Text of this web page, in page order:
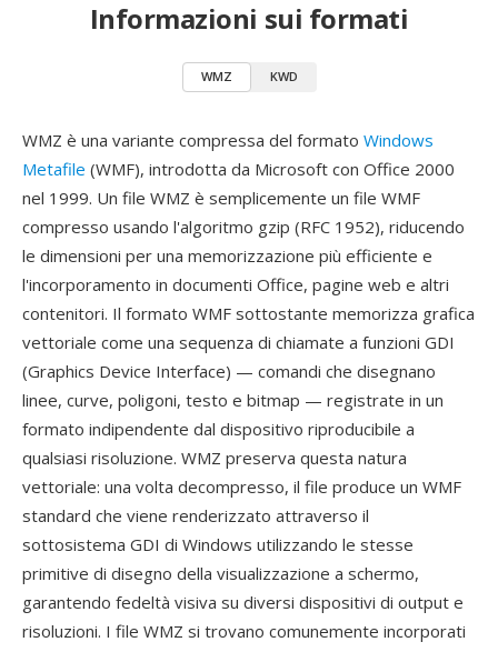
Informazioni sui formati
WMZ KWD
WMZ è una variante compressa del formato Windows
Metafile (WMF), introdotta da Microsoft con Office 2000
nel 1999. Un file WMZ è semplicemente un file WMF
compresso usando l'algoritmo gzip (RFC 1952), riducendo
le dimensioni per una memorizzazione più efficiente e
l'incorporamento in documenti Office, pagine web e altri
contenitori. Il formato WMF sottostante memorizza grafica
vettoriale come una sequenza di chiamate a funzioni GDI
(Graphics Device Interface) — comandi che disegnano
linee, curve, poligoni, testo e bitmap — registrate in un
formato indipendente dal dispositivo riproducibile a
qualsiasi risoluzione. WMZ preserva questa natura
vettoriale: una volta decompresso, il file produce un WMF
standard che viene renderizzato attraverso il
sottosistema GDI di Windows utilizzando le stesse
primitive di disegno della visualizzazione a schermo,
garantendo fedeltà visiva su diversi dispositivi di output e
risoluzioni. I file WMZ si trovano comunemente incorporati